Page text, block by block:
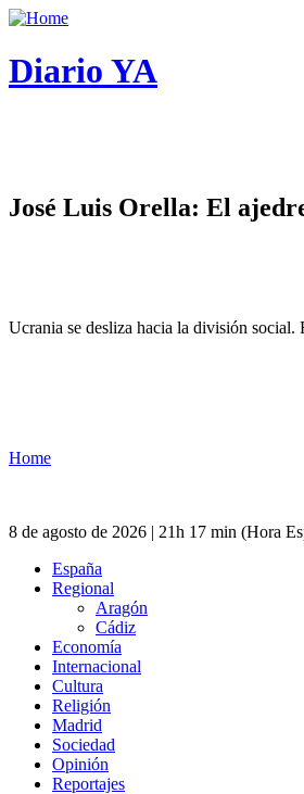
Diario YA
José Luis Orella: El
Ucrania se desliza hacia la división social.
Home
8 de agosto de 2026 | 21h 17 min (Hora
España
Regional
Aragón
Cádiz
Economía
Internacional
Cultura
Religión
Madrid
Sociedad
Opinión
Reportajes